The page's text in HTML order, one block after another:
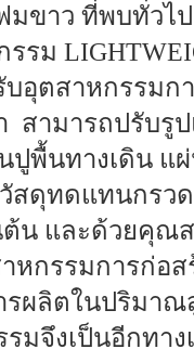
ขาว ที่พบทั่วไ
รม
อุตสาหกรรมก
ามารถปรับรูป
พื้นทางเดิน แ
สดุทดแทนกรว
น และด้วยคุณ
หกรรมการก่อ
รผลิตในปริมา
มจึงเป็นอีกทา